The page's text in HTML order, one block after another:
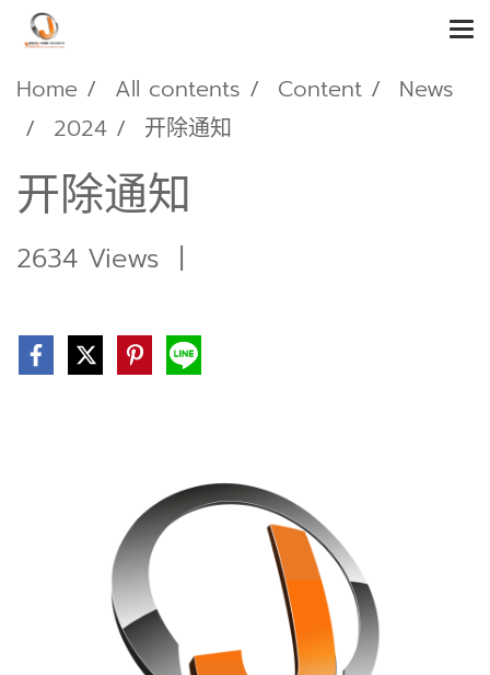
Home All contents Content
News
2024
开除通知
开除通知
2634 Views |